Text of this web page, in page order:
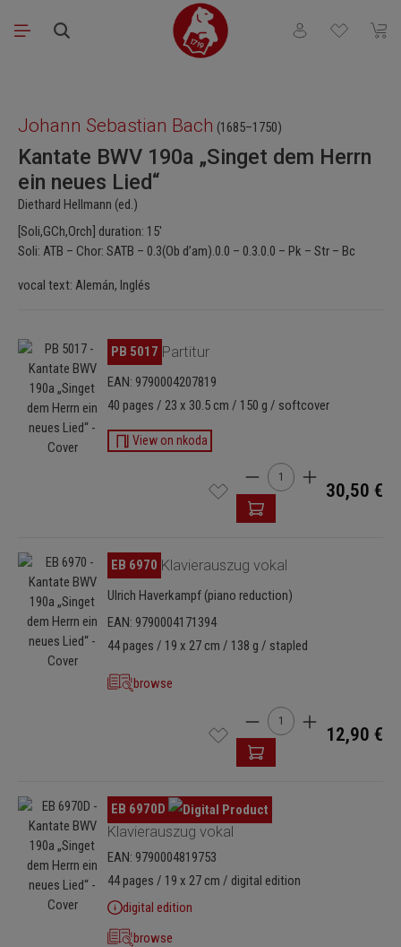
Saltar al contenido principal
Tienes 0 El
Johann Sebastian Bach (1685–1750)
Kantate BWV 190a „Singet dem Herrn
ein neues Lied“
Diethard Hellmann (ed.)
[Soli,GCh,Orch] duration: 15'
Soli: ATB – Chor: SATB – 0.3(Ob d’am).0.0 – 0.3.0.0 – Pk – Str – Bc
vocal text: Alemán, Inglés
Omitir galería de imágenes
PB 5017 Partitur
EAN: 9790004207819
40 pages / 23 x 30.5 cm / 150 g / softcover
View on nkoda
Cantidad del producto:
30,50 €
Omitir galería de imágenes
EB 6970 Klavierauszug vokal
Ulrich Haverkampf (piano reduction)
EAN: 9790004171394
44 pages / 19 x 27 cm / 138 g / stapled
browse
Cantidad del producto:
12,90 €
Omitir galería de imágenes
EB 6970D
Klavierauszug vokal
EAN: 9790004819753
44 pages / 19 x 27 cm / digital edition
digital edition
browse